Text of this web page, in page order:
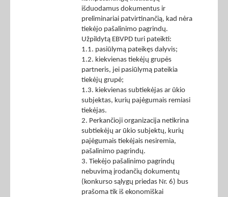
išduodamus dokumentus ir
preliminariai patvirtinančią, kad nėra
tiekėjo pašalinimo pagrindų.
Užpildytą EBVPD turi pateikti:
1.1. pasiūlymą pateikęs dalyvis;
1.2. kiekvienas tiekėjų grupės
partneris, jei pasiūlymą pateikia
tiekėjų grupė;
1.3. kiekvienas subtiekėjas ar ūkio
subjektas, kurių pajėgumais remiasi
tiekėjas.
2. Perkančioji organizacija netikrina
subtiekėjų ar ūkio subjektų, kurių
pajėgumais tiekėjais nesiremia,
pašalinimo pagrindų.
3. Tiekėjo pašalinimo pagrindų
nebuvimą įrodančių dokumentų
(konkurso sąlygų priedas Nr. 6) bus
prašoma tik iš ekonomiškai